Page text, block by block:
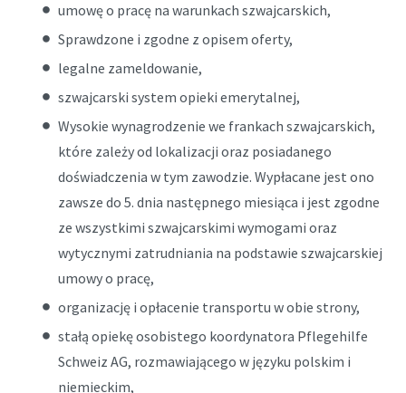
umowę o pracę na warunkach szwajcarskich,
Sprawdzone i zgodne z opisem oferty,
legalne zameldowanie,
szwajcarski system opieki emerytalnej,
Wysokie wynagrodzenie we frankach szwajcarskich,
które zależy od lokalizacji oraz posiadanego
doświadczenia w tym zawodzie. Wypłacane jest ono
zawsze do 5. dnia następnego miesiąca i jest zgodne
ze wszystkimi szwajcarskimi wymogami oraz
wytycznymi zatrudniania na podstawie szwajcarskiej
umowy o pracę,
organizację i opłacenie transportu w obie strony,
stałą opiekę osobistego koordynatora Pflegehilfe
Schweiz AG, rozmawiającego w języku polskim i
niemieckim,